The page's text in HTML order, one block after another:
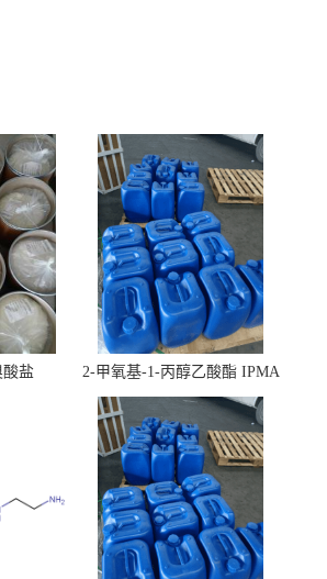
酸盐 2-甲氧基-1-丙醇乙酸酯 IPMA